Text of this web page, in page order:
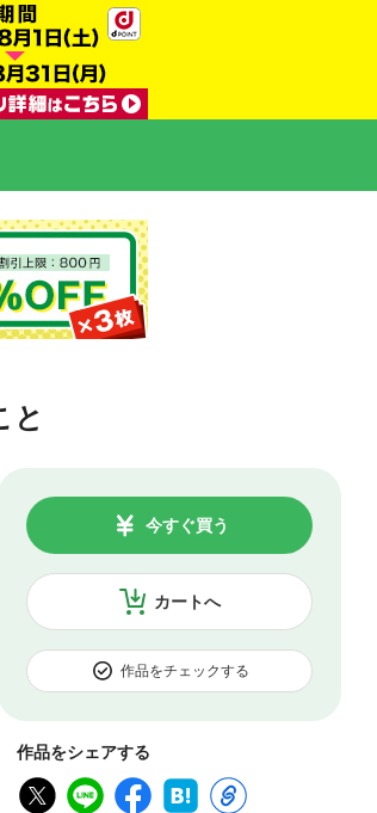
と
カートへ
今すぐ買う
作品をチェックする
作品をシェアする